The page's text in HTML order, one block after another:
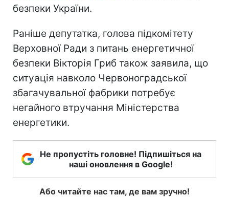
безпеки України.
Раніше депутатка, голова підкомітету
Верховної Ради з питань енергетичної
безпеки Вікторія Гриб також заявила, що
ситуація навколо Червоноградської
збагачувальної фабрики потребує
негайного втручання Міністерства
енергетики.
Не пропустіть головне! Підпишіться на
наші оновлення в Google!
Або читайте нас там, де вам зручно!